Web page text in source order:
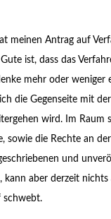
meinen Antrag auf
ist, dass das
mehr oder
die Gegenseite mit
wird. Im Raum
sowie die Rechte an
und
kann aber derzeit
schwebt.